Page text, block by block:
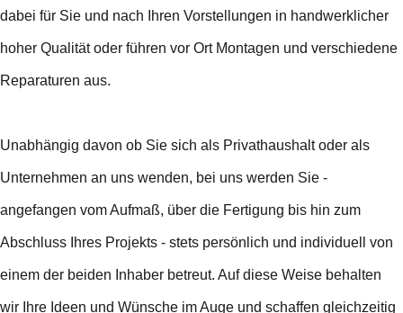
dabei für Sie und nach Ihren Vorstellungen in handwerklicher
hoher Qualität oder führen vor Ort Montagen und verschiedene
Reparaturen aus.
Unabhängig davon ob Sie sich als Privathaushalt oder als
Unternehmen an uns wenden, bei uns werden Sie -
angefangen vom Aufmaß, über die Fertigung bis hin zum
Abschluss Ihres Projekts - stets persönlich und individuell von
einem der beiden Inhaber betreut. Auf diese Weise behalten
wir Ihre Ideen und Wünsche im Auge und schaffen gleichzeitig